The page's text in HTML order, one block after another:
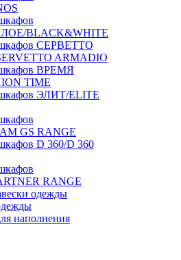
BLACK&WHITE
СЕРВЕТТО
ARMADIO
ВРЕМЯ
TIME
ЭЛИТ/ELITE
GS RANGE
D 360/D 360
RANGE
одежды
наполнения